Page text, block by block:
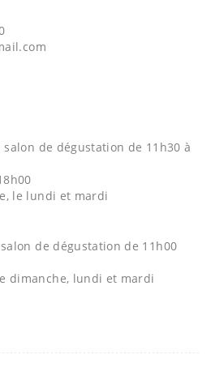
de dégustation de 11h30 à
le lundi et mardi
de dégustation de 11h00
dimanche, lundi et mardi